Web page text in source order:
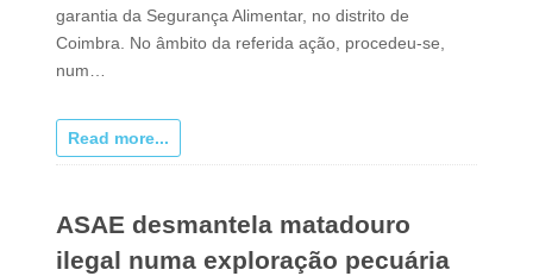
garantia da Segurança Alimentar, no distrito de
Coimbra. No âmbito da referida ação, procedeu-se,
num…
Read more...
ASAE desmantela matadouro
ilegal numa exploração pecuária